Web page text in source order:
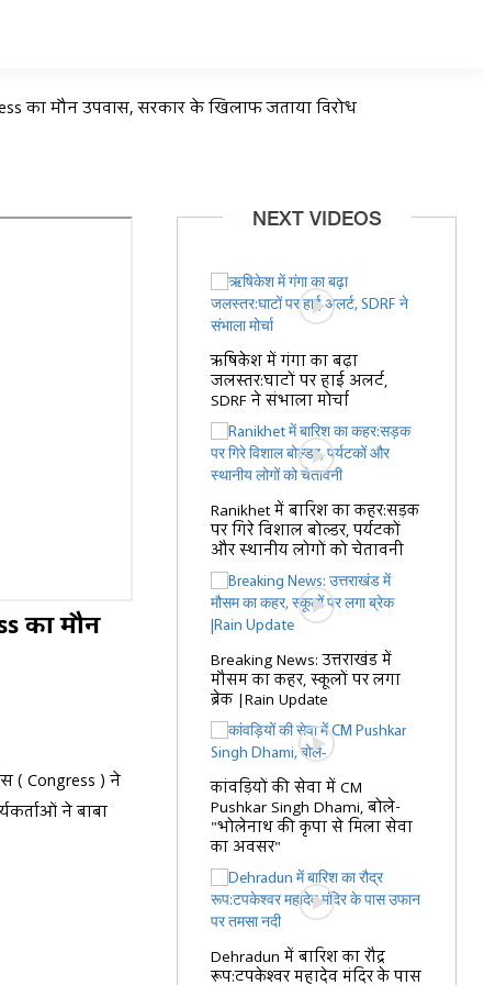
का मौन उपवास, सरकार के खिलाफ जताया विरोध
का मौन
( Congress ) ने
ने बाबा
NEXT VIDEOS
ऋषिकेश में गंगा का बढ़ा
जलस्तर:घाटों पर हाई अलर्ट,
SDRF ने संभाला मोर्चा
Ranikhet में बारिश का कहर:सड़क
पर गिरे विशाल बोल्डर, पर्यटकों
और स्थानीय लोगों को चेतावनी
Breaking News: उत्तराखंड में
मौसम का कहर, स्कूलों पर लगा
ब्रेक |Rain Update
कांवड़ियों की सेवा में CM
Pushkar Singh Dhami, बोले-
"भोलेनाथ की कृपा से मिला सेवा
का अवसर"
Dehradun में बारिश का रौद्र
रूप:टपकेश्वर महादेव मंदिर के पास